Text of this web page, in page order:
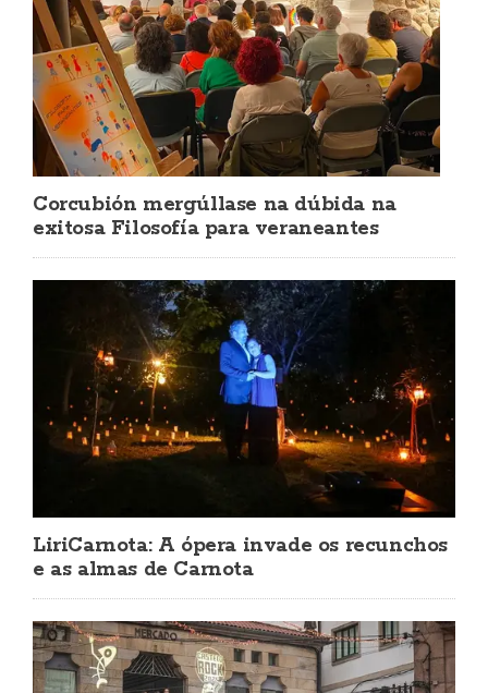
Corcubión mergúllase na dúbida na
exitosa Filosofía para veraneantes
LiriCarnota: A ópera invade os recunchos
e as almas de Carnota